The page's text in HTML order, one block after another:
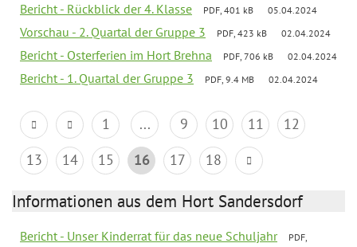
Bericht - Rückblick der 4. Klasse PDF, 401 kB 05.04.2024
Vorschau - 2. Quartal der Gruppe 3 PDF, 423 kB 02.04.2024
Bericht - Osterferien im Hort Brehna PDF, 706 kB 02.04.2024
Bericht - 1. Quartal der Gruppe 3 PDF, 9.4 MB 02.04.2024
1 ... 9 10 11
12
13
14 15 16 17 18
Informationen aus dem Hort Sandersdorf
Bericht - Unser Kinderrat für das neue Schuljahr
PDF,